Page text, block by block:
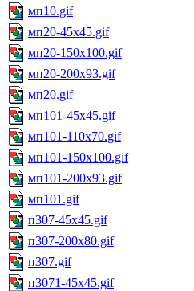
мп10.gif
мп20-45x45.gif
мп20-150x100.gif
мп20-200x93.gif
мп20.gif
мп101-45x45.gif
мп101-110x70.gif
мп101-150x100.gif
мп101-200x93.gif
мп101.gif
п307-45x45.gif
п307-200x80.gif
п307.gif
п3071-45x45.gif